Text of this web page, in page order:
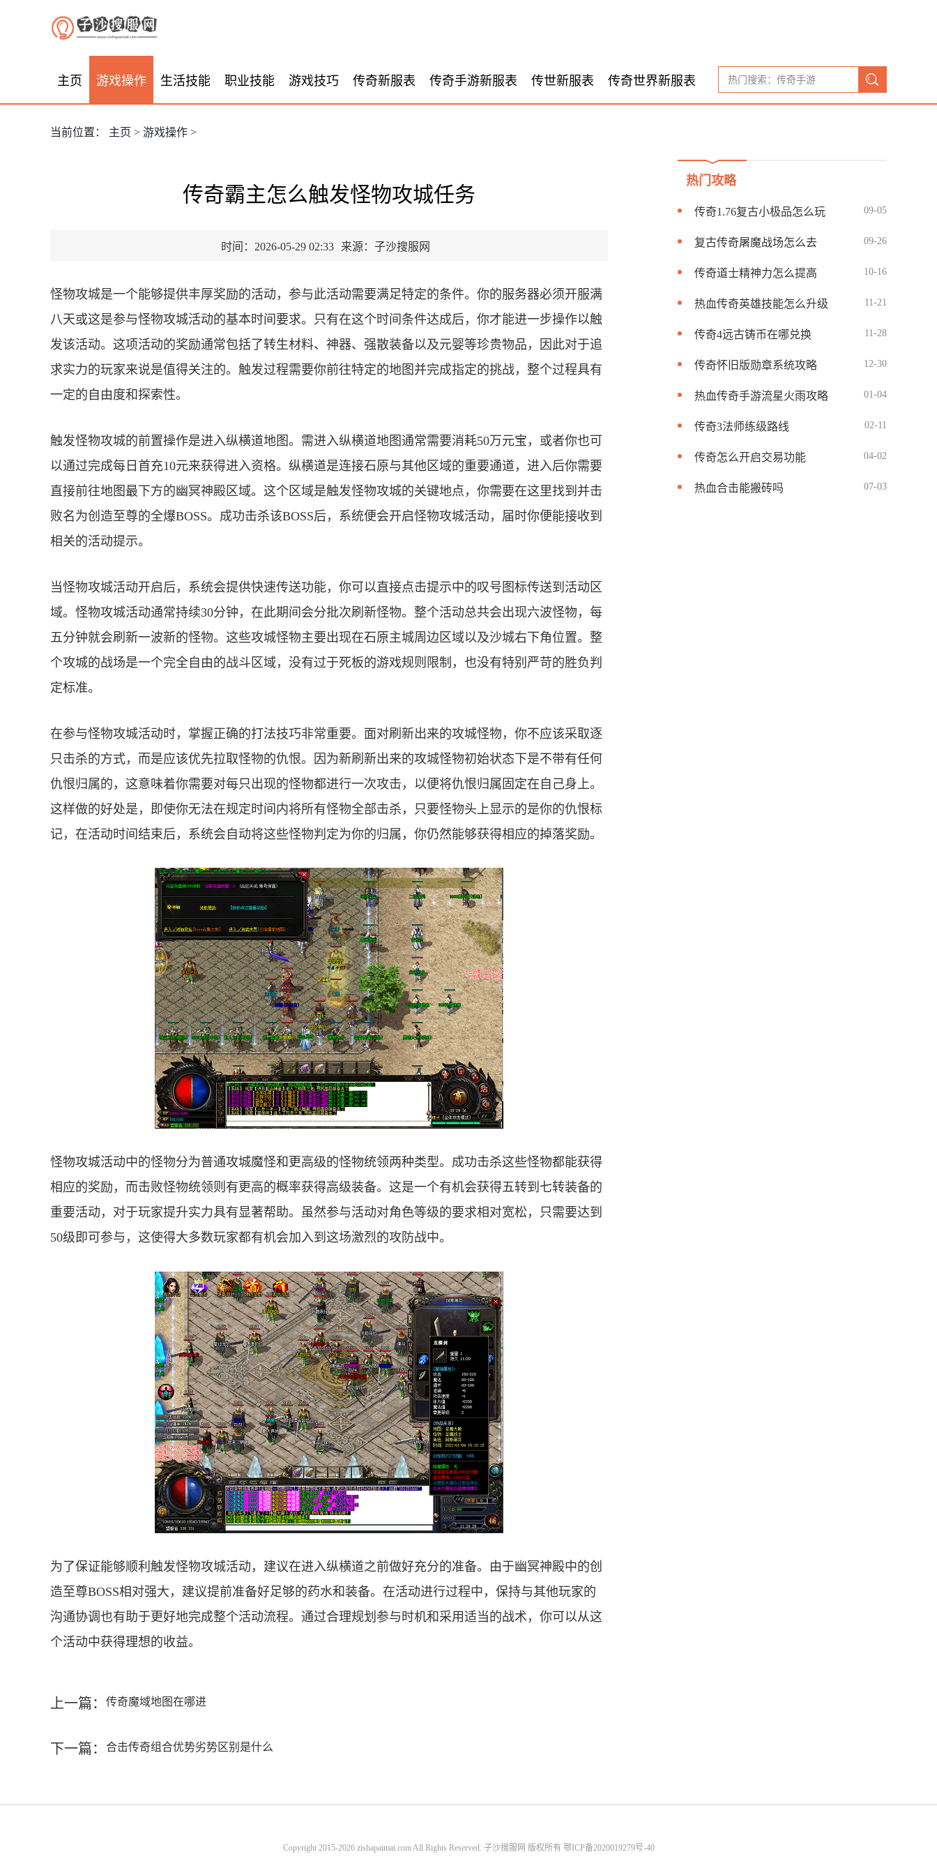
主页 游戏操作 生活技能 职业技能 游戏技巧 传奇新服表 传奇手游新服表 传世新服表 传奇世界新服表
当前位置： 主页 > 游戏操作 >
传奇霸主怎么触发怪物攻城任务
时间：2026-05-29 02:33 来源：子沙搜服网
怪物攻城是一个能够提供丰厚奖励的活动，参与此活动需要满足特定的条件。你的服务器必须开服满
八天或这是参与怪物攻城活动的基本时间要求。只有在这个时间条件达成后，你才能进一步操作以触
发该活动。这项活动的奖励通常包括了转生材料、神器、强散装备以及元婴等珍贵物品，因此对于追
求实力的玩家来说是值得关注的。触发过程需要你前往特定的地图并完成指定的挑战，整个过程具有
一定的自由度和探索性。
触发怪物攻城的前置操作是进入纵横道地图。需进入纵横道地图通常需要消耗50万元宝，或者你也可
以通过完成每日首充10元来获得进入资格。纵横道是连接石原与其他区域的重要通道，进入后你需要
直接前往地图最下方的幽冥神殿区域。这个区域是触发怪物攻城的关键地点，你需要在这里找到并击
败名为创造至尊的全爆BOSS。成功击杀该BOSS后，系统便会开启怪物攻城活动，届时你便能接收到
相关的活动提示。
当怪物攻城活动开启后，系统会提供快速传送功能，你可以直接点击提示中的叹号图标传送到活动区
域。怪物攻城活动通常持续30分钟，在此期间会分批次刷新怪物。整个活动总共会出现六波怪物，每
五分钟就会刷新一波新的怪物。这些攻城怪物主要出现在石原主城周边区域以及沙城右下角位置。整
个攻城的战场是一个完全自由的战斗区域，没有过于死板的游戏规则限制，也没有特别严苛的胜负判
定标准。
在参与怪物攻城活动时，掌握正确的打法技巧非常重要。面对刷新出来的攻城怪物，你不应该采取逐
只击杀的方式，而是应该优先拉取怪物的仇恨。因为新刷新出来的攻城怪物初始状态下是不带有任何
仇恨归属的，这意味着你需要对每只出现的怪物都进行一次攻击，以便将仇恨归属固定在自己身上。
这样做的好处是，即使你无法在规定时间内将所有怪物全部击杀，只要怪物头上显示的是你的仇恨标
记，在活动时间结束后，系统会自动将这些怪物判定为你的归属，你仍然能够获得相应的掉落奖励。
怪物攻城活动中的怪物分为普通攻城魔怪和更高级的怪物统领两种类型。成功击杀这些怪物都能获得
相应的奖励，而击败怪物统领则有更高的概率获得高级装备。这是一个有机会获得五转到七转装备的
重要活动，对于玩家提升实力具有显著帮助。虽然参与活动对角色等级的要求相对宽松，只需要达到
50级即可参与，这使得大多数玩家都有机会加入到这场激烈的攻防战中。
为了保证能够顺利触发怪物攻城活动，建议在进入纵横道之前做好充分的准备。由于幽冥神殿中的创
造至尊BOSS相对强大，建议提前准备好足够的药水和装备。在活动进行过程中，保持与其他玩家的
沟通协调也有助于更好地完成整个活动流程。通过合理规划参与时机和采用适当的战术，你可以从这
个活动中获得理想的收益。
上一篇： 传奇魔域地图在哪进
下一篇： 合击传奇组合优势劣势区别是什么
热门攻略
传奇1.76复古小极品怎么玩 09-05
复古传奇屠魔战场怎么去 09-26
传奇道士精神力怎么提高 10-16
热血传奇英雄技能怎么升级 11-21
传奇4远古铸币在哪兑换 11-28
传奇怀旧版勋章系统攻略 12-30
热血传奇手游流星火雨攻略 01-04
传奇3法师练级路线 02-11
传奇怎么开启交易功能 04-02
热血合击能搬砖吗 07-03
Copyright 2015-2026 zishapaimai.com All Rights Reserved. 子沙搜服网 版权所有 鄂ICP备2020019279号-40